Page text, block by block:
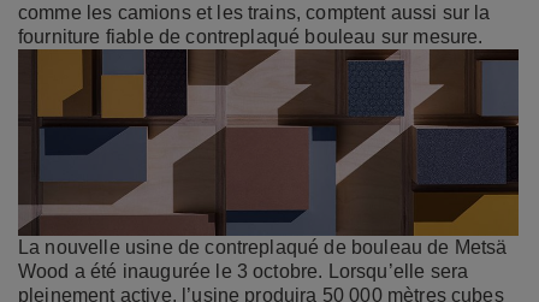
comme les camions et les trains, comptent aussi sur la
fourniture fiable de contreplaqué bouleau sur mesure.
La nouvelle usine de contreplaqué de bouleau de Metsä
Wood a été inaugurée le 3 octobre. Lorsqu’elle sera
pleinement active, l’usine produira 50 000 mètres cubes